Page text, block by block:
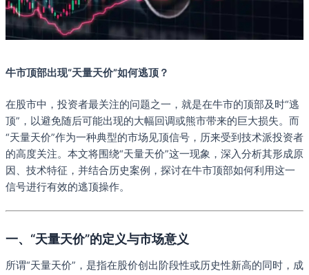
牛市顶部出现“天量天价”如何逃顶？
在股市中，投资者最关注的问题之一，就是在牛市的顶部及时“逃
顶”，以避免随后可能出现的大幅回调或熊市带来的巨大损失。而
“天量天价”作为一种典型的市场见顶信号，历来受到技术派投资者
的高度关注。本文将围绕“天量天价”这一现象，深入分析其形成原
因、技术特征，并结合历史案例，探讨在牛市顶部如何利用这一
信号进行有效的逃顶操作。
一、“天量天价”的定义与市场意义
所谓“天量天价”，是指在股价创出阶段性或历史性新高的同时，成